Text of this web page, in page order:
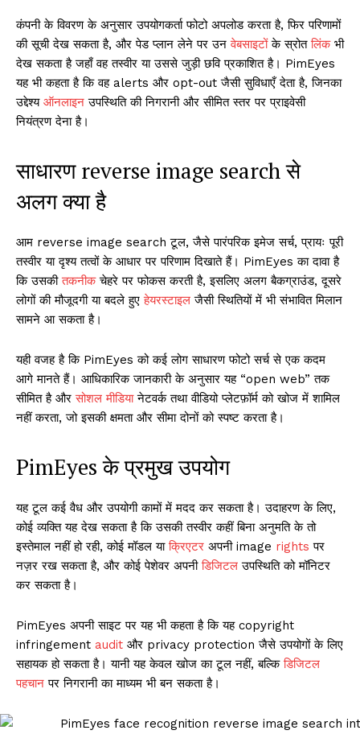
कंपनी के विवरण के अनुसार उपयोगकर्ता फोटो अपलोड करता है, फिर परिणामों
की सूची देख सकता है, और पेड प्लान लेने पर उनवेबसाइटों के स्रोतलिंकभी
देख सकता है जहाँ वह तस्वीर या उससे जुड़ी छवि प्रकाशित है। PimEyes
यह भी कहता है कि वह alerts और opt-out जैसी सुविधाएँ देता है, जिनका
उद्देश्य ऑनलाइन उपस्थिति की निगरानी और सीमित स्तर पर प्राइवेसी
नियंत्रण देना है।
साधारण reverse image search से
अलग क्या है
आम reverse image search टूल, जैसे पारंपरिक इमेज सर्च, प्रायः पूरी
तस्वीर या दृश्य तत्वों के आधार पर परिणाम दिखाते हैं। PimEyes का दावा है
कि उसकीतकनीकचेहरे पर फोकस करती है, इसलिए अलग बैकग्राउंड, दूसरे
लोगों की मौजूदगी या बदले हुएहेयरस्टाइल जैसी स्थितियों में भी संभावित मिलान
सामने आ सकता है।
यही वजह है कि PimEyes को कई लोग साधारण फोटो सर्च से एक कदम
आगे मानते हैं। आधिकारिक जानकारी के अनुसार यह “open web” तक
सीमित है औरसोशल मीडियानेटवर्क तथा वीडियो प्लेटफ़ॉर्म को खोज में शामिल
नहीं करता, जो इसकी क्षमता और सीमा दोनों को स्पष्ट करता है।
PimEyes के प्रमुख उपयोग
यह टूल कई वैध और उपयोगी कामों में मदद कर सकता है। उदाहरण के लिए,
कोई व्यक्ति यह देख सकता है कि उसकी तस्वीर कहीं बिना अनुमति के तो
इस्तेमाल नहीं हो रही, कोई मॉडल याक्रिएटर अपनी image rights पर
नज़र रख सकता है, और कोई पेशेवर अपनीडिजिटल उपस्थिति को मॉनिटर
कर सकता है।
PimEyes अपनी साइट पर यह भी कहता है कि यह copyright
infringement audit और privacy protection जैसे उपयोगों के लिए
सहायक हो सकता है। यानी यह केवल खोज का टूल नहीं, बल्किडिजिटल
पहचान पर निगरानी का माध्यम भी बन सकता है।